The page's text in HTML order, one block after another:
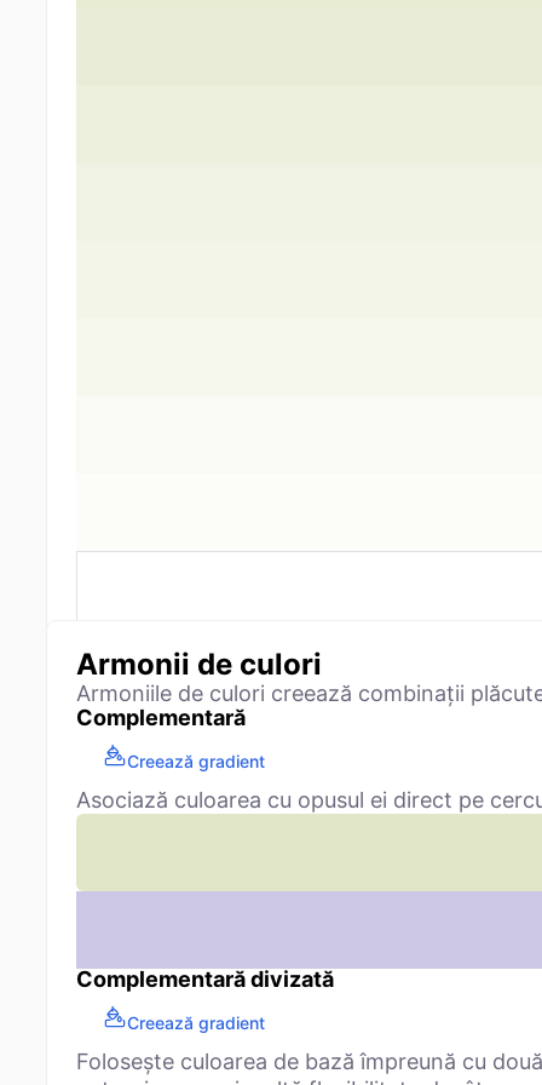
Armonii de culori
Armoniile de culori creează combinații
Complementară
Creează gradient
Asociază culoarea cu opusul ei direct pe
Complementară divizată
Creează gradient
Folosește culoarea de bază împreună cu